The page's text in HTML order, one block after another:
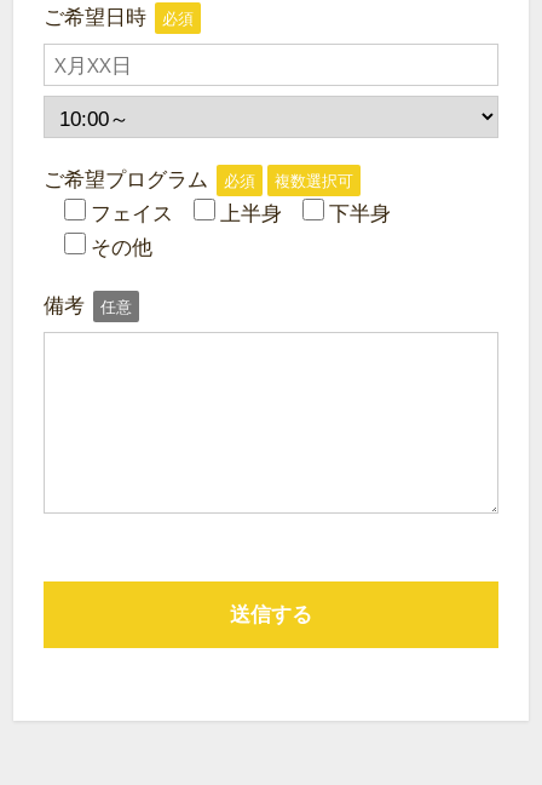
ご希望日時 必須
ご希望プログラム 必須 複数選択可
フェイス 上半身
下半身
その他
備考 任意